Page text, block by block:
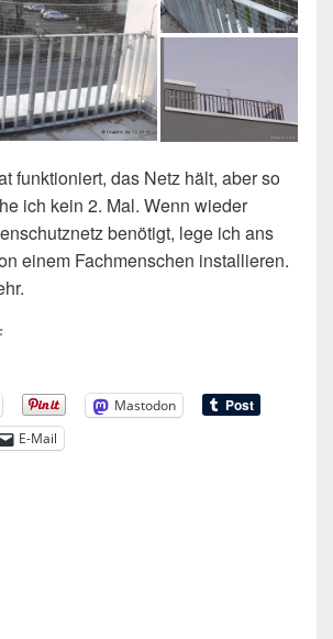
funktioniert, das Netz hält, aber so
ich kein 2. Mal. Wenn wieder
benötigt, lege ich ans
einem Fachmenschen installieren.
Mastodon
E-Mail